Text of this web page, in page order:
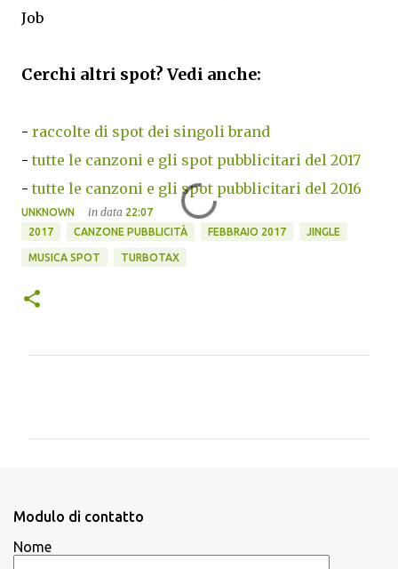
Job
Cerchi altri spot? Vedi anche:
- raccolte di spot dei singoli brand
-tutte le canzoni e gli spot pubblicitari del 2017
-tutte le canzoni e gli spot pubblicitari del 2016
UNKNOWN in data 22:07
2017
CANZONE PUBBLICITÀ FEBBRAIO 2017 JINGLE
MUSICA SPOT TURBOTAX
i
Modulo di contatto
Nome